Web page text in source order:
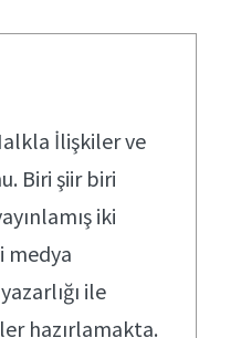
İlişkiler ve
Biri şiir biri
iki
medya
ile
hazırlamakta.